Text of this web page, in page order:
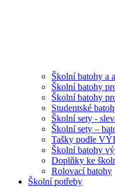
Školní batohy a
Školní batohy
Školní batohy
Studentské
Školní sety -
Školní sety –
Tašky podle
Školní batohy
Doplňky ke
Rolovací batohy
Školní potřeby